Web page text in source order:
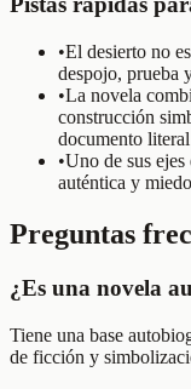
•El desierto no
despojo, prueba
•La novela
construcción
documento
•Uno de sus ejes
auténtica y
Preguntas
¿Es una novela
Tiene una base
de ficción y